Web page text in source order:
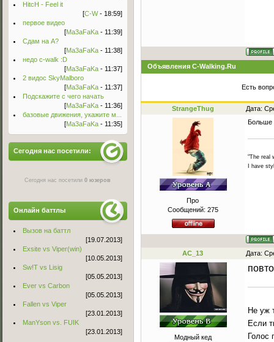
Объявления C-Walking.Ru
Есть
StrangeThug Дата:
Про
Сообщений: 275
Больше
"The real
I have
AC_13 Дата:
Модный кед
Не уж
Если
Голос
HitcH - Feel it
[C-W- 18:59]
первое видео
[Ma3aFaKa - 11:39]
Сдам на А?
[Ma3aFaKa - 11:38]
недо c-walk :D
[Ma3aFaKa - 11:37]
2 видос SkyMalboro
[Ma3aFaKa - 11:37]
Подскажите с чего начать
[Ma3aFaKa - 11:36]
базовые движения, укажите м...
[Ma3aFaKa - 11:35]
Сегодня нас посетили:
Сегодня нас посетили0 юзеров
Онлайн баттлы
Вызов на баттл
[19.07.2013]
Exsite vs Viper(win)
[10.05.2013]
Sw!T vs Lisig
[05.05.2013]
Ever vs Carbon
[05.05.2013]
Fallen vs Viper
[23.01.2013]
ManYson vs. FUIK
[23.01.2013]